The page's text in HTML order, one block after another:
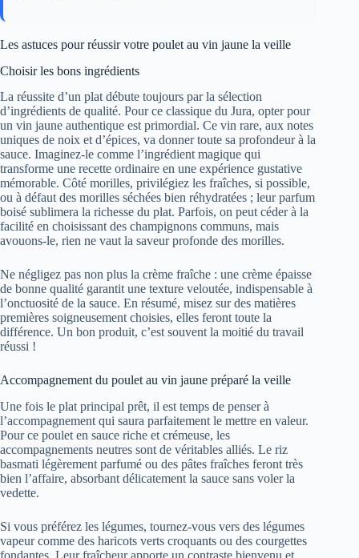
Les astuces pour réussir votre poulet au vin jaune la veille
Choisir les bons ingrédients
La réussite d’un plat débute toujours par la sélection
d’ingrédients de qualité. Pour ce classique du Jura, opter pour
un vin jaune authentique est primordial. Ce vin rare, aux notes
uniques de noix et d’épices, va donner toute sa profondeur à la
sauce. Imaginez-le comme l’ingrédient magique qui
transforme une recette ordinaire en une expérience gustative
mémorable. Côté morilles, privilégiez les fraîches, si possible,
ou à défaut des morilles séchées bien réhydratées ; leur parfum
boisé sublimera la richesse du plat. Parfois, on peut céder à la
facilité en choisissant des champignons communs, mais
avouons-le, rien ne vaut la saveur profonde des morilles.
Ne négligez pas non plus la crème fraîche : une crème épaisse
de bonne qualité garantit une texture veloutée, indispensable à
l’onctuosité de la sauce. En résumé, misez sur des matières
premières soigneusement choisies, elles feront toute la
différence. Un bon produit, c’est souvent la moitié du travail
réussi !
Accompagnement du poulet au vin jaune préparé la veille
Une fois le plat principal prêt, il est temps de penser à
l’accompagnement qui saura parfaitement le mettre en valeur.
Pour ce poulet en sauce riche et crémeuse, les
accompagnements neutres sont de véritables alliés. Le riz
basmati légèrement parfumé ou des pâtes fraîches feront très
bien l’affaire, absorbant délicatement la sauce sans voler la
vedette.
Si vous préférez les légumes, tournez-vous vers des légumes
vapeur comme des haricots verts croquants ou des courgettes